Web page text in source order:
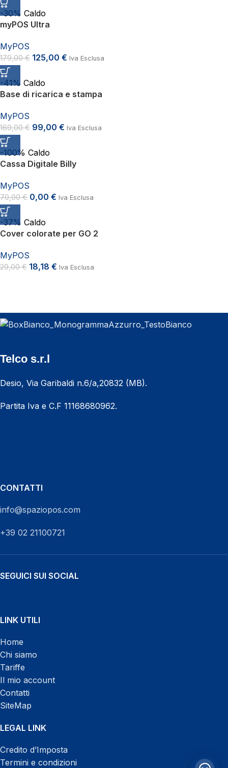
-30% Caldo
myPOS Ultra
MyPOS
179,00€ 125,00 € Iva Esclusa
-41% Caldo
Base di ricarica e stampa
MyPOS
169,00€ 99,00 € Iva Esclusa
-100% Caldo
Cassa Digitale Billy
MyPOS
70,00€ 0,00 € Iva Esclusa
-37% Caldo
Cover colorate per GO 2
MyPOS
29,00€ 18,18 € Iva Esclusa
Telco s.r.l
Desio, Via Garibaldi n.6/a,20832 (MB).
Partita Iva e C.F 11168680962.
CONTATTI
info@spaziopos.com
+39 02 21100721
SEGUICI SUI SOCIAL
LINK UTILI
Home
Chi siamo
Tariffe
Il mio account
Contatti
SiteMap
LEGAL LINK
Credito d’Imposta
Termini e condizioni
WhatsApp